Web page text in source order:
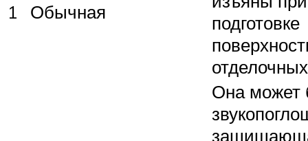
1 Обычная
подготовке
Она может